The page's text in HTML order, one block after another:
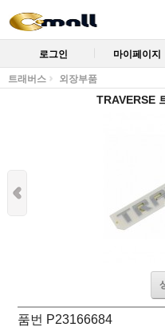
로그인 마이페이지
트래버스 외장부품
TRAVERSE
품번 P23166684